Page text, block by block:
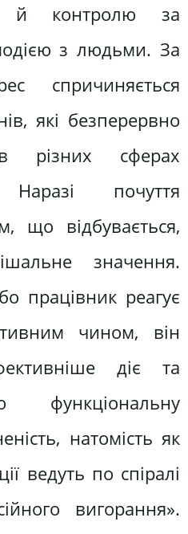
й контролю за
з людьми. За
спричиняється
які безперервно
різних сферах
Наразі почуття
що відбувається,
значення.
працівник реагує
чином, він
діє та
функціональну
натомість як
ведуть по спіралі
вигорання».